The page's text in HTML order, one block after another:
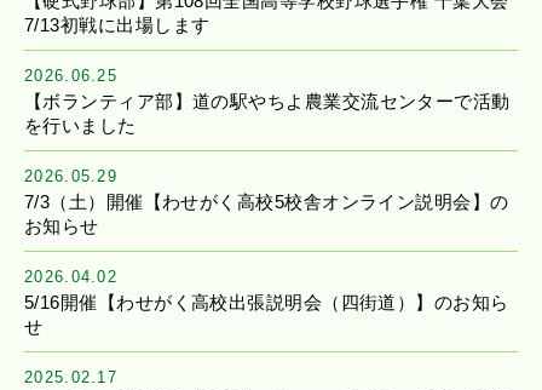
7/13初戦に出場します
2026.06.25
【ボランティア部】道の駅やちよ農業交流センターで活動
を行いました
2026.05.29
7/3（土）開催【わせがく高校5校舎オンライン説明会】の
お知らせ
2026.04.02
5/16開催【わせがく高校出張説明会（四街道）】のお知ら
せ
2025.02.17